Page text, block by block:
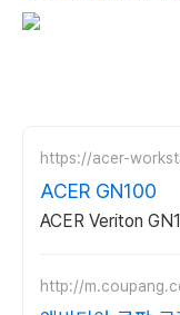
https://acer-
ACER GN100
ACER Veriton
http://